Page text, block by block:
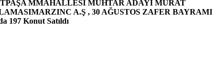
MMAHALLESİ MUHTAR ADAYI MURAT
MARZINC A.Ş , 30 AĞUSTOS ZAFER BAYRAMI
197 Konut Satıldı